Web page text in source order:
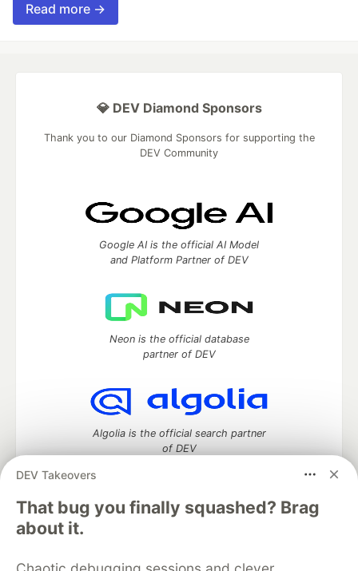
Read more →
DEV Takeovers
That bug you finally squashed? Brag
about it.
💎 DEV Diamond Sponsors
Thank you to our Diamond Sponsors for supporting the
DEV Community
Google AI is the official AI Model
and Platform Partner of DEV
Neon is the official database
partner of DEV
Algolia is the official search partner
of DEV
DEV Community